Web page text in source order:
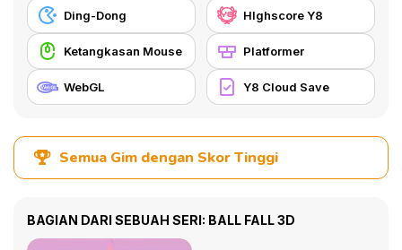
Ding-Dong HIghscore Y8
Ketangkasan Mouse Platformer
WebGL Y8 Cloud Save
Semua Gim dengan Skor Tinggi
BAGIAN DARI SEBUAH SERI: BALL FALL 3D